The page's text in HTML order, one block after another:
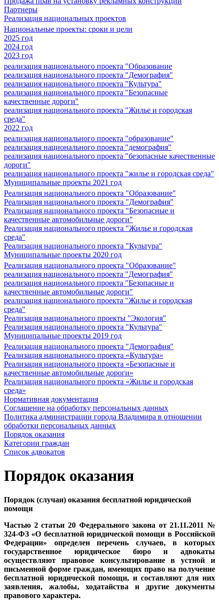
Партнеры
Реализация национальных проектов
Национальные проекты: сроки и цели
2025 год
2024 год
2023 год
реализация национального проекта "Образование
реализация национального проекта "Демография"
реализация национального проекта "Культура"
реализация национального проекта "Безопасные
качественные дороги"
реализация национального проекта "Жилье и городская
среда"
2022 год
реализация национального проекта "образование"
реализация национального проекта "демография"
реализация национального проекта "безопасные качественные
дороги"
реализация национального проекта "жилье и городская среда"
Муниципальные проекты 2021 год
Реализация национального проекта "Образование"
Реализация национального проекта "Демография"
Реализация национального проекта "Безопасные и
качественные автомобильные дороги"
Реализация национального проекта "Жилье и городская
среда"
Реализация национального проекта "Культура"
Муниципальные проекты 2020 год
Реализация национального проекта "Образование"
реализация национального проекта "Демография"
реализация национального проекта "Безопасные и
качественные автомобильные дороги"
реализация национального проекта "Жилье и городская
среда"
Реализация национального проекты "Экология"
Реализация национального проекта "Культура"
Муниципальные проекты 2019 год
Реализация национального проекта "Демография"
Реализация национального проекта «Культура»
Реализация национального проекта «Безопасные и
качественные автомобильные дороги»
Реализация национального проекта «Жилье и городская
среда»
Нормативная документация
Соглашение на обработку персональных данных
Политика администрации города Владимира в отношении
обработки персональных данных
Порядок оказания
Категории граждан
Список адвокатов
Порядок оказания
Порядок (случаи) оказания бесплатной юридической
помощи
Частью 2 статьи 20 Федерального закона от 21.11.2011 №
324-ФЗ «О бесплатной юридической помощи в Российской
Федерации» определен перечень случаев, в которых
государственное юридическое бюро и адвокаты
осуществляют правовое консультирование в устной и
письменной форме граждан, имеющих право на получение
бесплатной юридической помощи, и составляют для них
заявления, жалобы, ходатайства и другие документы
правового характера.